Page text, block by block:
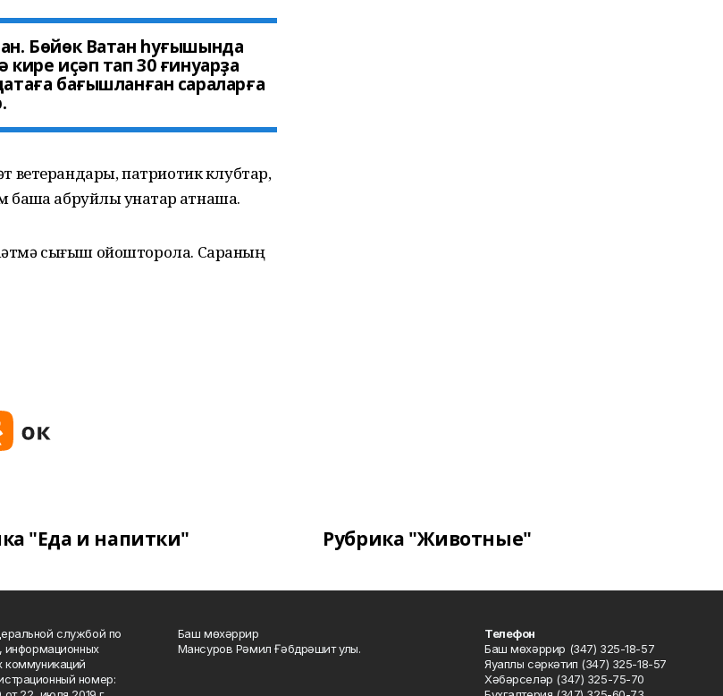
Бөйөк Ватан һуғышында
иҫәп тап 30 ғинуарҙа
бағышланған сараларға
ветерандары, патриотик клубтар,
абруйлы ҡунаҡтар ҡатнаша.
сығыш ойошторола. Сараның
"Еда и напитки" Рубрика "Животные"
службой по
информационных
коммуникаций
номер:
Баш мөхәррир
Мансуров Рәмил Ғәбдрәшит улы.
Телефон
Баш мөхәррир (347) 325-18-57
Яуаплы сәркәтип (347) 325-18-57
Хәбәрселәр (347) 325-75-70